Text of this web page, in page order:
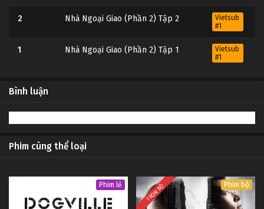
2 Nhà Ngoại Giao (Phần 2) Tập 2
Vietsub
#1
1 Nhà Ngoại Giao (Phần 2) Tập 1
Vietsub
#1
Bình luận
Phim cùng thể loại
Phim lẻ TRỌN BỘ Phim bộ